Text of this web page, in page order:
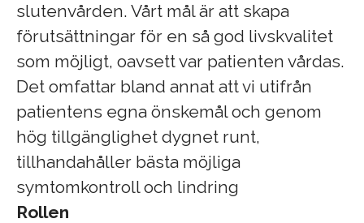
slutenvården. Vårt mål är att skapa
förutsättningar för en så god livskvalitet
som möjligt, oavsett var patienten vårdas.
Det omfattar bland annat att vi utifrån
patientens egna önskemål och genom
hög tillgänglighet dygnet runt,
tillhandahåller bästa möjliga
symtomkontroll och lindring
Rollen